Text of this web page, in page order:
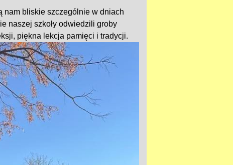
nam bliskie szczególnie w dniach
naszej szkoły odwiedzili groby
piękna lekcja pamięci i tradycji.